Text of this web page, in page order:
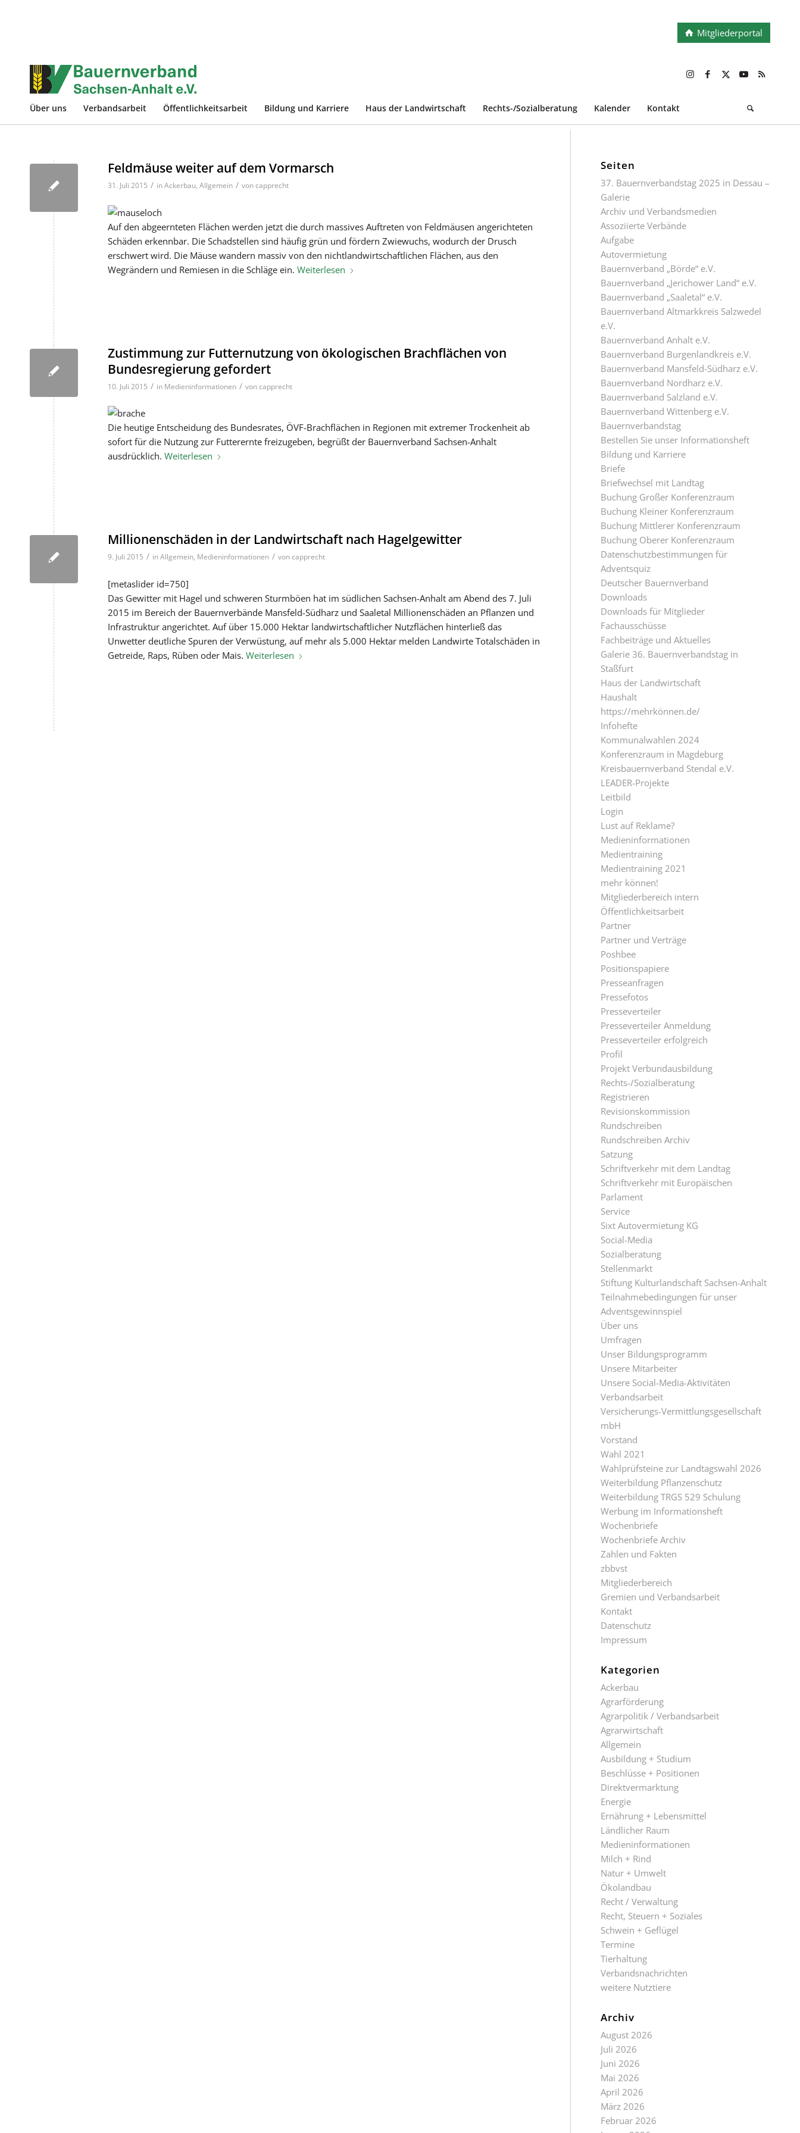
Mitgliederportal
Über uns Verbandsarbeit Öffentlichkeitsarbeit Bildung und Karriere Haus der Landwirtschaft Rechts-/Sozialberatung Kalender Kontakt
Feldmäuse weiter auf dem Vormarsch
31. Juli 2015 / inAckerbau, Allgemein / voncapprecht
Auf den abgeernteten Flächen werden jetzt die durch massives Auftreten von Feldmäusen angerichteten
Schäden erkennbar. Die Schadstellen sind häufig grün und fördern Zwiewuchs, wodurch der Drusch
erschwert wird. Die Mäuse wandern massiv von den nichtlandwirtschaftlichen Flächen, aus den
Wegrändern und Remiesen in die Schläge ein. Weiterlesen
Zustimmung zur Futternutzung von ökologischen Brachflächen von
Bundesregierung gefordert
10. Juli 2015 / in Medieninformationen / voncapprecht
Die heutige Entscheidung des Bundesrates, ÖVF-Brachflächen in Regionen mit extremer Trockenheit ab
sofort für die Nutzung zur Futterernte freizugeben, begrüßt der Bauernverband Sachsen-Anhalt
ausdrücklich. Weiterlesen
Millionenschäden in der Landwirtschaft nach Hagelgewitter
9. Juli 2015 / inAllgemein, Medieninformationen / voncapprecht
[metaslider id=750]
Das Gewitter mit Hagel und schweren Sturmböen hat im südlichen Sachsen-Anhalt am Abend des 7. Juli
2015 im Bereich der Bauernverbände Mansfeld-Südharz und Saaletal Millionenschäden an Pflanzen und
Infrastruktur angerichtet. Auf über 15.000 Hektar landwirtschaftlicher Nutzflächen hinterließ das
Unwetter deutliche Spuren der Verwüstung, auf mehr als 5.000 Hektar melden Landwirte Totalschäden in
Getreide, Raps, Rüben oder Mais. Weiterlesen
Seiten
37. Bauernverbandstag 2025 in Dessau –
Galerie
Archiv und Verbandsmedien
Assoziierte Verbände
Aufgabe
Autovermietung
Bauernverband „Börde“ e.V.
Bauernverband „Jerichower Land“ e.V.
Bauernverband „Saaletal“ e.V.
Bauernverband Altmarkkreis Salzwedel
e.V.
Bauernverband Anhalt e.V.
Bauernverband Burgenlandkreis e.V.
Bauernverband Mansfeld-Südharz e.V.
Bauernverband Nordharz e.V.
Bauernverband Salzland e.V.
Bauernverband Wittenberg e.V.
Bauernverbandstag
Bestellen Sie unser Informationsheft
Bildung und Karriere
Briefe
Briefwechsel mit Landtag
Buchung Großer Konferenzraum
Buchung Kleiner Konferenzraum
Buchung Mittlerer Konferenzraum
Buchung Oberer Konferenzraum
Datenschutzbestimmungen für
Adventsquiz
Deutscher Bauernverband
Downloads
Downloads für Mitglieder
Fachausschüsse
Fachbeiträge und Aktuelles
Galerie 36. Bauernverbandstag in
Staßfurt
Haus der Landwirtschaft
Haushalt
https://mehrkönnen.de/
Infohefte
Kommunalwahlen 2024
Konferenzraum in Magdeburg
Kreisbauernverband Stendal e.V.
LEADER-Projekte
Leitbild
Login
Lust auf Reklame?
Medieninformationen
Medientraining
Medientraining 2021
mehr können!
Mitgliederbereich intern
Öffentlichkeitsarbeit
Partner
Partner und Verträge
Poshbee
Positionspapiere
Presseanfragen
Pressefotos
Presseverteiler
Presseverteiler Anmeldung
Presseverteiler erfolgreich
Profil
Projekt Verbundausbildung
Rechts-/Sozialberatung
Registrieren
Revisionskommission
Rundschreiben
Rundschreiben Archiv
Satzung
Schriftverkehr mit dem Landtag
Schriftverkehr mit Europäischen
Parlament
Service
Sixt Autovermietung KG
Social-Media
Sozialberatung
Stellenmarkt
Stiftung Kulturlandschaft Sachsen-Anhalt
Teilnahmebedingungen für unser
Adventsgewinnspiel
Über uns
Umfragen
Unser Bildungsprogramm
Unsere Mitarbeiter
Unsere Social-Media-Aktivitäten
Verbandsarbeit
Versicherungs-Vermittlungsgesellschaft
mbH
Vorstand
Wahl 2021
Wahlprüfsteine zur Landtagswahl 2026
Weiterbildung Pflanzenschutz
Weiterbildung TRGS 529 Schulung
Werbung im Informationsheft
Wochenbriefe
Wochenbriefe Archiv
Zahlen und Fakten
zbbvst
Mitgliederbereich
Gremien und Verbandsarbeit
Kontakt
Datenschutz
Impressum
Kategorien
Ackerbau
Agrarförderung
Agrarpolitik / Verbandsarbeit
Agrarwirtschaft
Allgemein
Ausbildung + Studium
Beschlüsse + Positionen
Direktvermarktung
Energie
Ernährung + Lebensmittel
Ländlicher Raum
Medieninformationen
Milch + Rind
Natur + Umwelt
Ökolandbau
Recht / Verwaltung
Recht, Steuern + Soziales
Schwein + Geflügel
Termine
Tierhaltung
Verbandsnachrichten
weitere Nutztiere
Archiv
August 2026
Juli 2026
Juni 2026
Mai 2026
April 2026
März 2026
Februar 2026